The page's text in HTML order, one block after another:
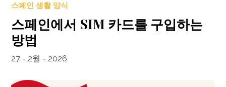
스페인 생활 양식
스페인에서 SIM 카드를 구입하는
방법
27 - 2월 - 2026